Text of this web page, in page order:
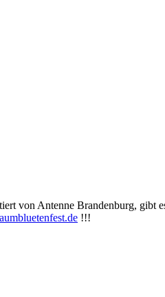
von Antenne Brandenburg, gibt
!!!